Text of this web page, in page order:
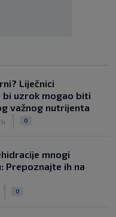
Liječnici
bi uzrok mogao biti
važnog nutrijenta
0
mnogi
Prepoznajte ih na
0